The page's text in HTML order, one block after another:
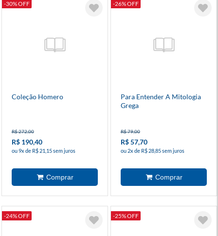
-30% OFF
Coleção Homero
R$ 272,00
R$ 190,40
ou 9x de R$ 21,15 sem juros
-26% OFF
Para Entender A Mitologia
Grega
R$ 79,00
R$ 57,70
ou 2x de R$ 28,85 sem juros
-24% OFF -25% OFF